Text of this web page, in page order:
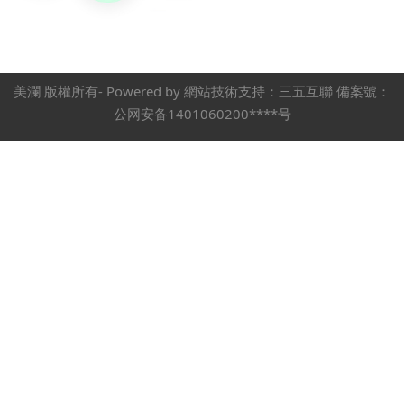
美瀾 版權所有- Powered by 網站技術支持：三五互聯 備案號：
公网安备1401060200****号